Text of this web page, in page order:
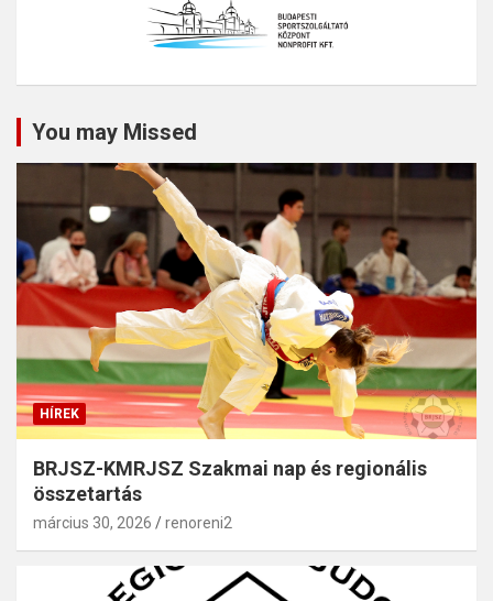
You may Missed
HÍREK
BRJSZ-KMRJSZ Szakmai nap és regionális
összetartás
március 30, 2026 renoreni2